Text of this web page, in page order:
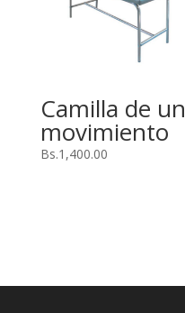
Camilla de un
movimiento
Bs.1,400.00